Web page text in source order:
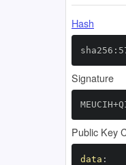
Hash
Signature
Public Key
data :